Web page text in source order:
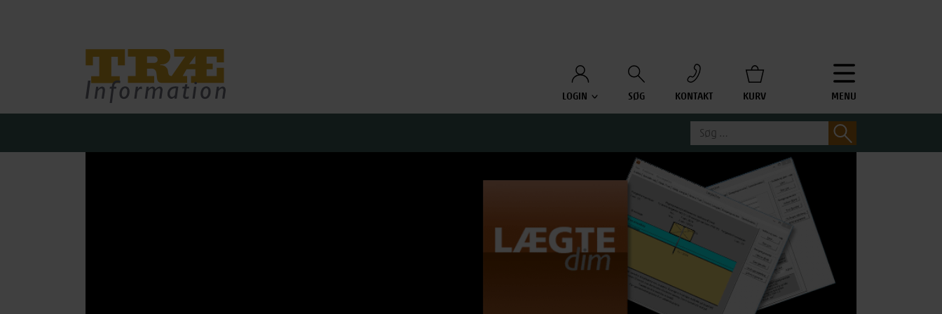
LOGIN SØG KONTAKT KURV MENU
Søg
efter: